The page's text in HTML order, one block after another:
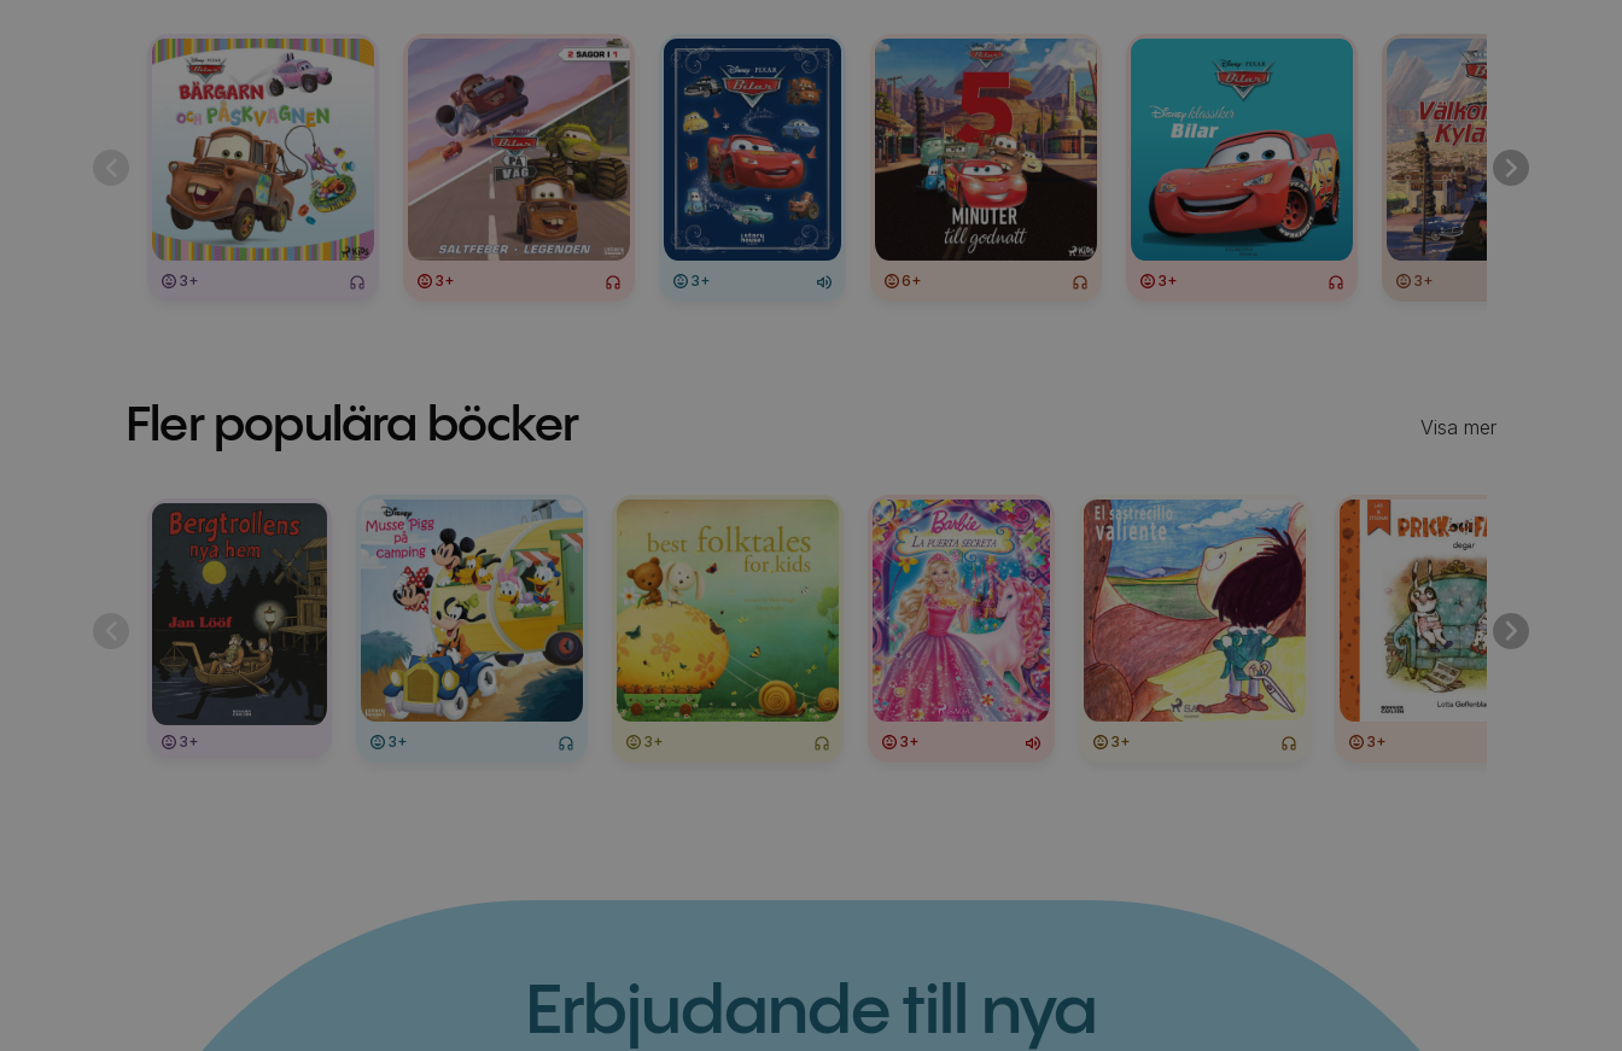
3+ 3+ 3+ 6+ 3+ 3+
Fler populära böcker Visa mer
3+ 3+ 3+ 3+ 3+ 3+
Erbjudande till nya